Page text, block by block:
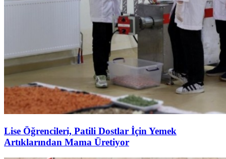
Lise Öğrencileri, Patili Dostlar İçin Yemek
Artıklarından Mama Üretiyor